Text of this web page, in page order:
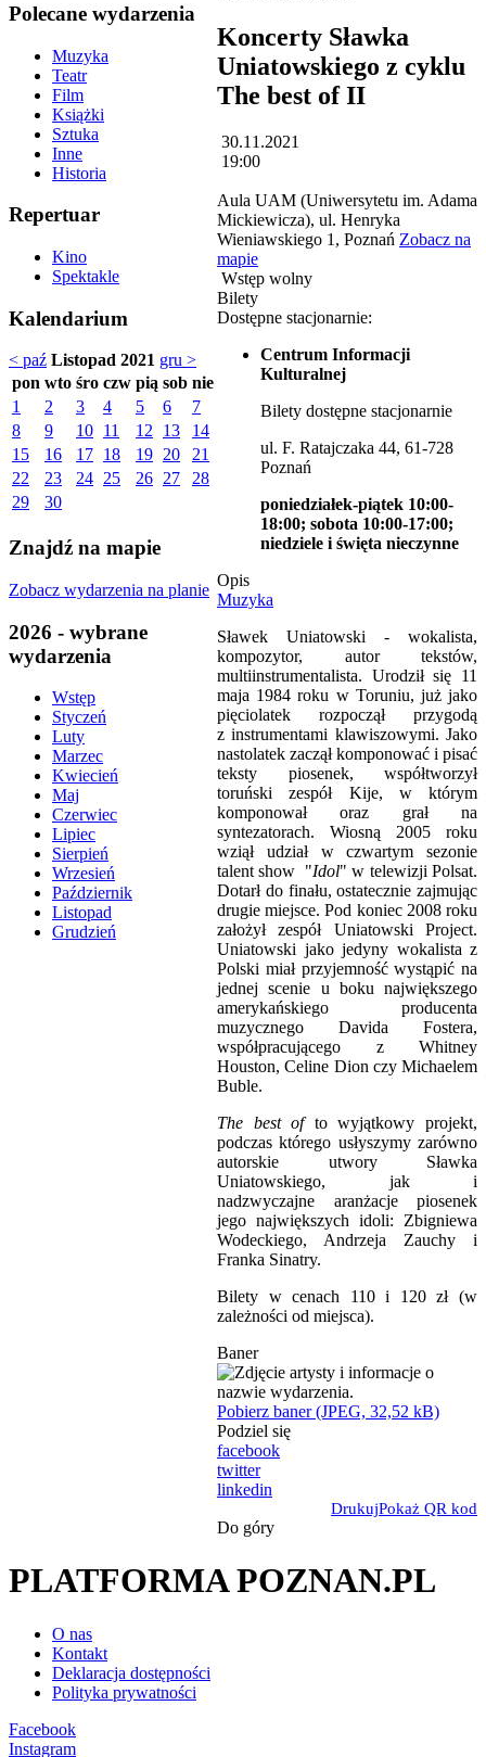
Polecane wydarzenia
Muzyka
Teatr
Film
Książki
Sztuka
Inne
Historia
Repertuar
Kino
Spektakle
Kalendarium
< paź Listopad 2021 gru >
pon wto śro czw pią sob nie
1
2 3 4 5 6
7
8
9 10 11 12 13
14
15
16 17 18 19 20
21
22
23 24 25 26 27
28
29
30
Znajdź na mapie
Zobacz wydarzenia na planie
2026 - wybrane
wydarzenia
Wstęp
Styczeń
Luty
Marzec
Kwiecień
Maj
Czerwiec
Lipiec
Sierpień
Wrzesień
Październik
Listopad
Grudzień
Koncerty Sławka
Uniatowskiego z cyklu
The best of II
30.11.2021
19:00
Aula UAM (Uniwersytetu im. Adama
Mickiewicza), ul. Henryka
Wieniawskiego 1, Poznań Zobacz na
mapie
Wstęp wolny
Bilety
Dostępne stacjonarnie:
Centrum Informacji
Kulturalnej
Bilety dostępne stacjonarnie
ul. F. Ratajczaka 44, 61-728
Poznań
poniedziałek-piątek 10:00-
18:00; sobota 10:00-17:00;
niedziele i święta nieczynne
Opis
Muzyka
Sławek Uniatowski - wokalista,
kompozytor, autor tekstów,
multiinstrumentalista. Urodził się 11
maja 1984 roku w Toruniu, już jako
pięciolatek rozpoczął przygodą
z instrumentami klawiszowymi. Jako
nastolatek zaczął komponować i pisać
teksty piosenek, współtworzył
toruński zespół Kije, w którym
komponował oraz grał na
syntezatorach. Wiosną 2005 roku
wziął udział w czwartym sezonie
talent show "Idol" w telewizji Polsat.
Dotarł do finału, ostatecznie zajmując
drugie miejsce. Pod koniec 2008 roku
założył zespół Uniatowski Project.
Uniatowski jako jedyny wokalista z
Polski miał przyjemność wystąpić na
jednej scenie u boku największego
amerykańskiego producenta
muzycznego Davida Fostera,
współpracującego z Whitney
Houston, Celine Dion czy Michaelem
Buble.
The best of to wyjątkowy projekt,
podczas którego usłyszymy zarówno
autorskie utwory Sławka
Uniatowskiego, jak i
nadzwyczajne aranżacje piosenek
jego największych idoli: Zbigniewa
Wodeckiego, Andrzeja Zauchy i
Franka Sinatry.
Bilety w cenach 110 i 120 zł (w
zależności od miejsca).
Baner
Pobierz baner (JPEG, 32,52 kB)
Podziel się
facebook
twitter
linkedin
DrukujPokaż QR kod
Do góry
PLATFORMA POZNAN.PL
O nas
Kontakt
Deklaracja dostępności
Polityka prywatności
Facebook
Instagram